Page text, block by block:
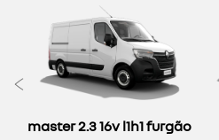
master 2.3 16v l1h1 furgão
Anterior